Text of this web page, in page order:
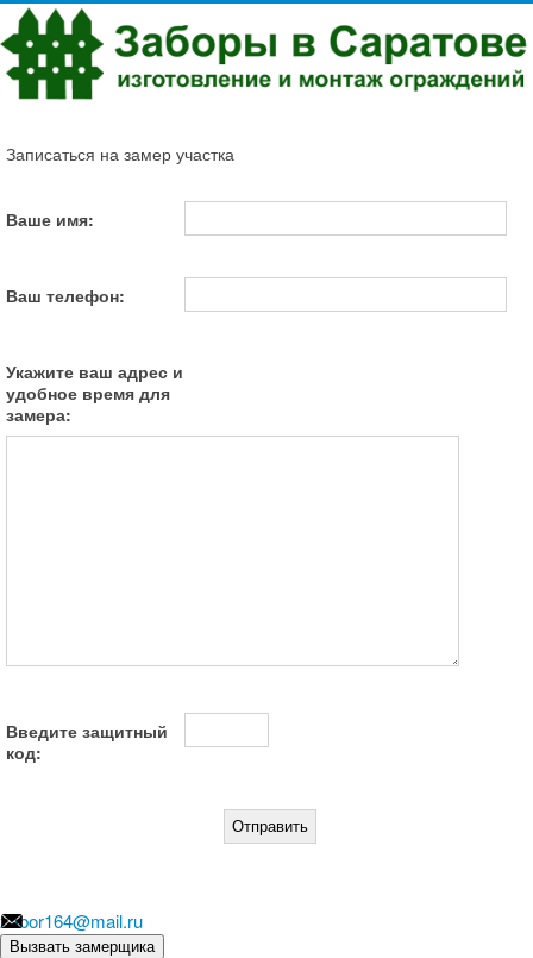
Записаться на замер участка
Ваше имя:
Ваш телефон:
Укажите ваш адрес и
удобное время для
замера:
Введите защитный
код:
zabor164@mail.ru
Вызвать замерщика